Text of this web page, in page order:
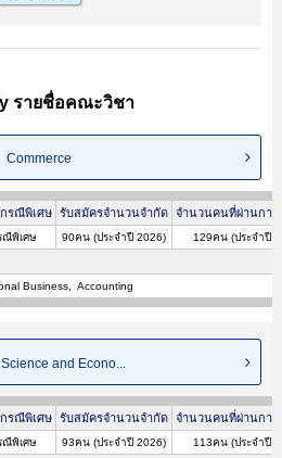
รายชื่อคณะวิชา
Commerce
รณีพิเศษ รับสมัครจำนวนจำกัด จำนวนคนที่ผ่านการ
ณีพิเศษ 90คน (ประจำปี 2026) 129คน (ประจำปี
Business Accounting
and Econo...
รณีพิเศษ รับสมัครจำนวนจำกัด จำนวนคนที่ผ่านการ
ณีพิเศษ 93คน (ประจำปี 2026) 113คน (ประจำปี